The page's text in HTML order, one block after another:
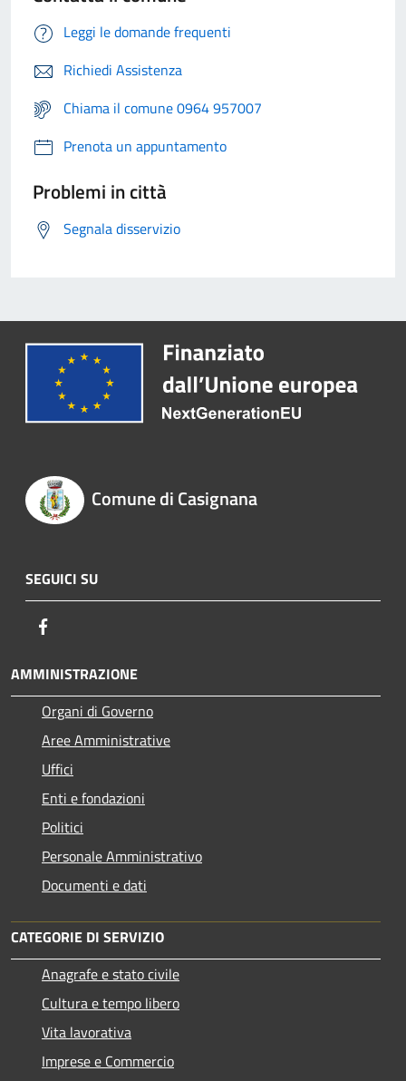
Leggi le domande frequenti
Richiedi Assistenza
Chiama il comune 0964 957007
Prenota un appuntamento
Problemi in città
Segnala disservizio
Comune di Casignana
SEGUICI SU
AMMINISTRAZIONE
Organi di Governo
Aree Amministrative
Uffici
Enti e fondazioni
Politici
Personale Amministrativo
Documenti e dati
CATEGORIE DI SERVIZIO
Anagrafe e stato civile
Cultura e tempo libero
Vita lavorativa
Imprese e Commercio